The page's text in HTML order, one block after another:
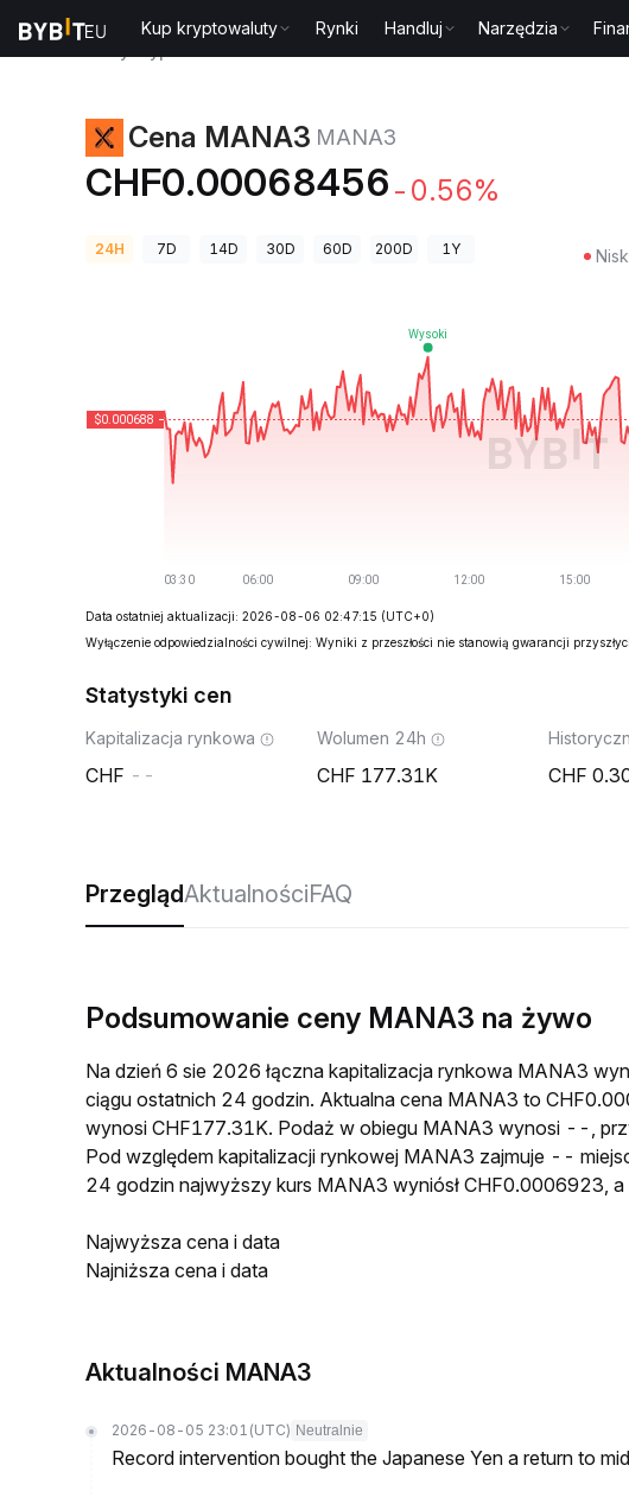
Kup kryptowaluty Rynki Handluj Narzędzia
Cena MANA3 MANA3
CHF0.00068456 -0.56%
24H 7D 14D 30D 60D 200D 1Y
Data ostatniej aktualizacji: 2026-08-06 02:47:15 (UTC+0)
Wyłączenie odpowiedzialności cywilnej: Wyniki z przeszłości nie stanowią gwarancji
Statystyki cen
Kapitalizacja rynkowa
--
Wolumen 24h
177.31K
PrzeglądAktualnościFAQ
Podsumowanie ceny MANA3 na żywo
Na dzień 6 sie 2026 łączna kapitalizacja rynkowa MANA3
ciągu ostatnich 24 godzin. Aktualna cena MANA3 to
wynosi CHF177.31K. Podaż w obiegu MANA3 wynosi --,
Pod względem kapitalizacji rynkowej MANA3 zajmuje --
24 godzin najwyższy kurs MANA3 wyniósł CHF0.0006923,
Najwyższa cena i data
Najniższa cena i data
Aktualności MANA3
2026-08-05 23:01 (UTC) Neutralnie
Record intervention bought the Japanese Yen a return to